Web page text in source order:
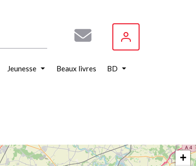
Jeunesse Beaux livres BD
+